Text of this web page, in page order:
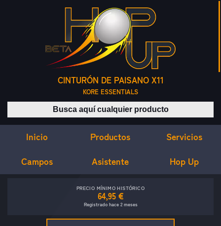
CINTURÓN DE PAISANO X11
KORE ESSENTIALS
Buscar productos
Inicio Productos Servicios
Campos Asistente Hop Up
PRECIO MÍNIMO HISTÓRICO
64,95 €
Registrado hace 2 meses